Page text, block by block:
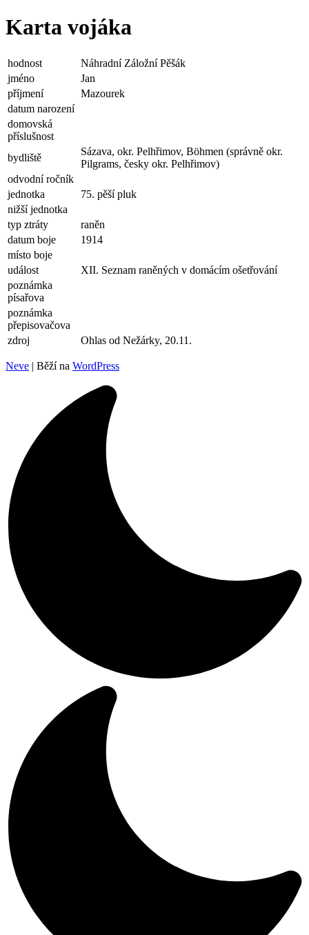
Karta vojáka
hodnost
Náhradní Záložní Pěšák
jméno
Jan
příjmení
Mazourek
datum narození
domovská
příslušnost
bydliště
Sázava, okr. Pelhřimov, Böhmen (správně okr.
Pilgrams, česky okr. Pelhřimov)
odvodní ročník
jednotka
75. pěší pluk
nižší jednotka
typ ztráty
raněn
datum boje
1914
místo boje
událost
XII. Seznam raněných v domácím ošetřování
poznámka
písařova
poznámka
přepisovačova
zdroj
Ohlas od Nežárky, 20.11.
Neve | Běží na WordPress